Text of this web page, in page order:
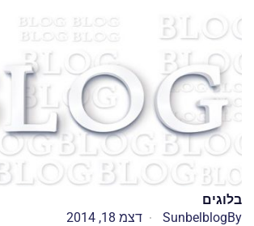
בלוגים
By
Sunbelblog דצמ 18, 2014